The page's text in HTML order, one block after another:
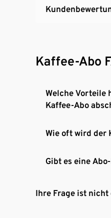
Kaffee-Abo
Welche Vorteile
Kaffee-Abo
Wie oft wird der
Gibt es eine
Ihre Frage ist nicht